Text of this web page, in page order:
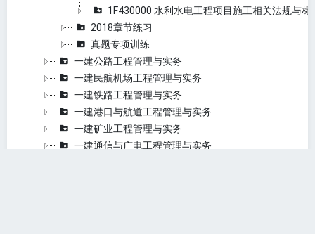
1F430000 水利水电工程项目施工相关法规与标
2018章节练习
真题专项训练
一建公路工程管理与实务
一建民航机场工程管理与实务
一建铁路工程管理与实务
一建港口与航道工程管理与实务
一建矿业工程管理与实务
一建通信与广电工程管理与实务